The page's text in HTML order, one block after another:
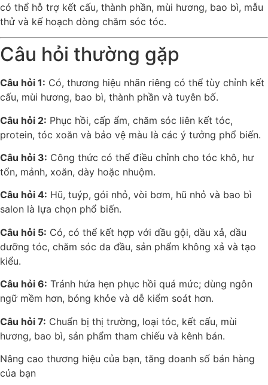
có thể hỗ trợ kết cấu, thành phần, mùi hương, bao bì, mẫu
thử và kế hoạch dòng chăm sóc tóc.
Câu hỏi thường gặp
Câu hỏi 1: Có, thương hiệu nhãn riêng có thể tùy chỉnh kết
cấu, mùi hương, bao bì, thành phần và tuyên bố.
Câu hỏi 2: Phục hồi, cấp ẩm, chăm sóc liên kết tóc,
protein, tóc xoăn và bảo vệ màu là các ý tưởng phổ biến.
Câu hỏi 3: Công thức có thể điều chỉnh cho tóc khô, hư
tổn, mảnh, xoăn, dày hoặc nhuộm.
Câu hỏi 4: Hũ, tuýp, gói nhỏ, vòi bơm, hũ nhỏ và bao bì
salon là lựa chọn phổ biến.
Câu hỏi 5: Có, có thể kết hợp với dầu gội, dầu xả, dầu
dưỡng tóc, chăm sóc da đầu, sản phẩm không xả và tạo
kiểu.
Câu hỏi 6: Tránh hứa hẹn phục hồi quá mức; dùng ngôn
ngữ mềm hơn, bóng khỏe và dễ kiểm soát hơn.
Câu hỏi 7: Chuẩn bị thị trường, loại tóc, kết cấu, mùi
hương, bao bì, sản phẩm tham chiếu và kênh bán.
Nâng cao thương hiệu của bạn, tăng doanh số bán hàng
của bạn